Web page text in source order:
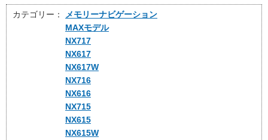
カテゴリー：
メモリーナビゲーション
MAXモデル
NX717
NX617
NX617W
NX716
NX616
NX715
NX615
NX615W